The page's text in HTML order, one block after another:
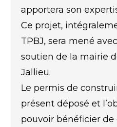
apportera son
Ce projet,
TPBJ, sera mené
soutien de la mairie
Jallieu.
Le permis de
présent déposé et
pouvoir bénéficier